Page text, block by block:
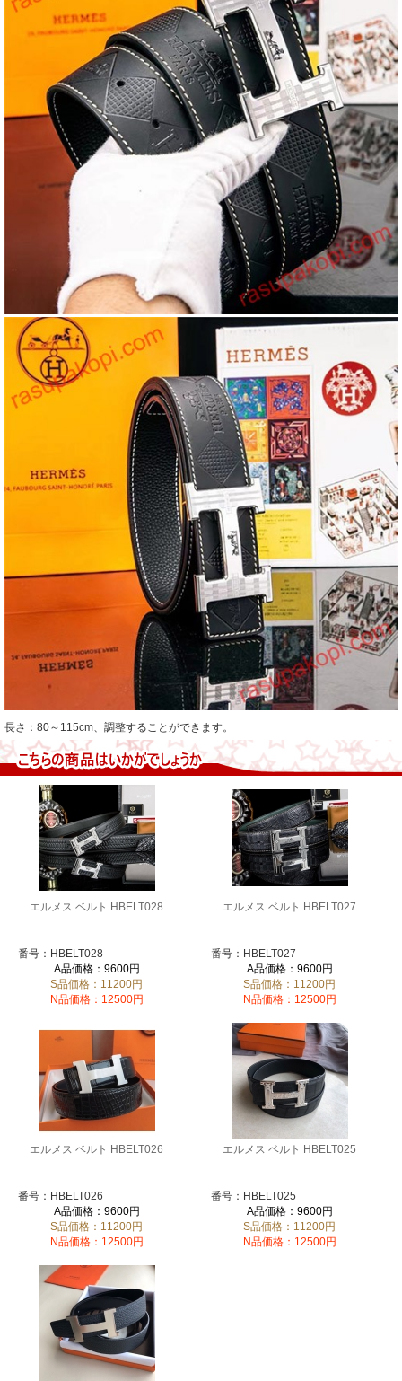
長さ：80～115cm、調整することができます。
エルメス ベルト HBELT028
番号：HBELT028
A品価格：9600円
S品価格：11200円
N品価格：12500円
エルメス ベルト HBELT027
番号：HBELT027
A品価格：9600円
S品価格：11200円
N品価格：12500円
エルメス ベルト HBELT026
番号：HBELT026
A品価格：9600円
S品価格：11200円
N品価格：12500円
エルメス ベルト HBELT025
番号：HBELT025
A品価格：9600円
S品価格：11200円
N品価格：12500円